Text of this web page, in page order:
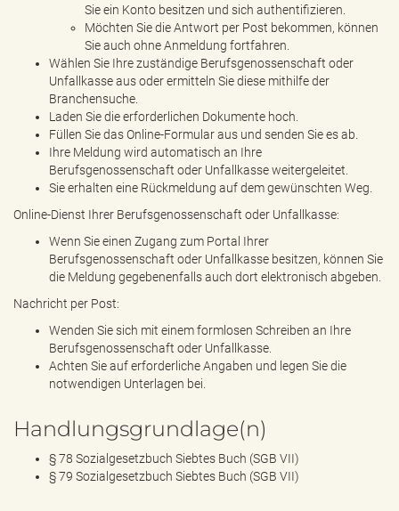
Sie ein Konto besitzen und sich authentifizieren.
Möchten Sie die Antwort per Post bekommen, können
Sie auch ohne Anmeldung fortfahren.
Wählen Sie Ihre zuständige Berufsgenossenschaft oder
Unfallkasse aus oder ermitteln Sie diese mithilfe der
Branchensuche.
Laden Sie die erforderlichen Dokumente hoch.
Füllen Sie das Online-Formular aus und senden Sie es ab.
Ihre Meldung wird automatisch an Ihre
Berufsgenossenschaft oder Unfallkasse weitergeleitet.
Sie erhalten eine Rückmeldung auf dem gewünschten Weg.
Online-Dienst Ihrer Berufsgenossenschaft oder Unfallkasse:
Wenn Sie einen Zugang zum Portal Ihrer
Berufsgenossenschaft oder Unfallkasse besitzen, können Sie
die Meldung gegebenenfalls auch dort elektronisch abgeben.
Nachricht per Post:
Wenden Sie sich mit einem formlosen Schreiben an Ihre
Berufsgenossenschaft oder Unfallkasse.
Achten Sie auf erforderliche Angaben und legen Sie die
notwendigen Unterlagen bei.
Handlungsgrundlage(n)
§ 78 Sozialgesetzbuch Siebtes Buch (SGB VII)
§ 79 Sozialgesetzbuch Siebtes Buch (SGB VII)